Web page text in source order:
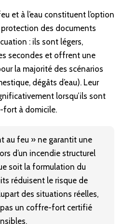
et à l’eau constituent l’option
des documents
: ils sont légers,
secondes et offrent une
la majorité des scénarios
dégâts d’eau). Leur
lorsqu’ils sont
fort à domicile.
au feu » ne garantit une
d’un incendie structurel
soit la formulation du
réduisent le risque de
des situations réelles,
un coffre-fort certifié